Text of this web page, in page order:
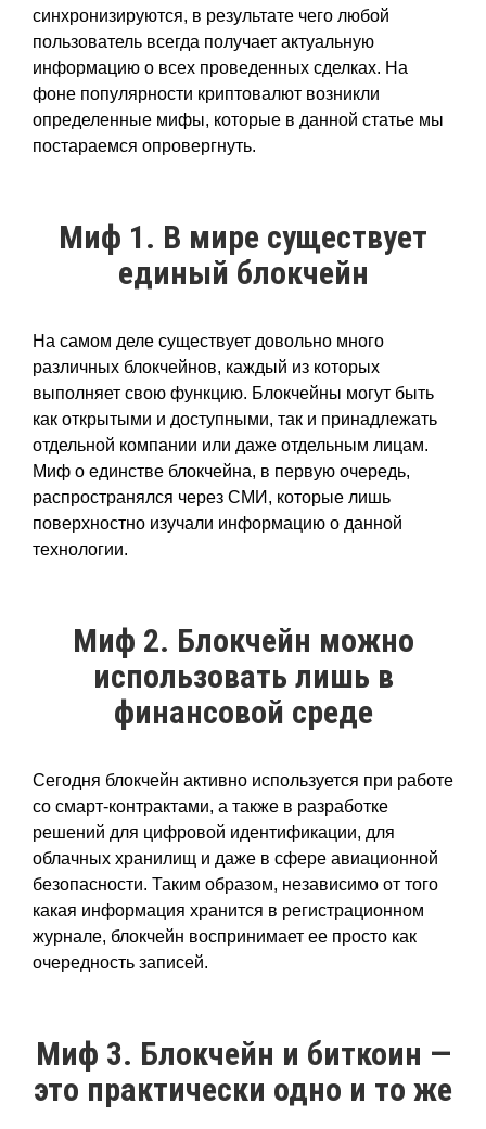
синхронизируются, в результате чего любой
пользователь всегда получает актуальную
информацию о всех проведенных сделках. На
фоне популярности криптовалют возникли
определенные мифы, которые в данной статье мы
постараемся опровергнуть.
Миф 1. В мире существует
единый блокчейн
На самом деле существует довольно много
различных блокчейнов, каждый из которых
выполняет свою функцию. Блокчейны могут быть
как открытыми и доступными, так и принадлежать
отдельной компании или даже отдельным лицам.
Миф о единстве блокчейна, в первую очередь,
распространялся через СМИ, которые лишь
поверхностно изучали информацию о данной
технологии.
Миф 2. Блокчейн можно
использовать лишь в
финансовой среде
Сегодня блокчейн активно используется при работе
со смарт-контрактами, а также в разработке
решений для цифровой идентификации, для
облачных хранилищ и даже в сфере авиационной
безопасности. Таким образом, независимо от того
какая информация хранится в регистрационном
журнале, блокчейн воспринимает ее просто как
очередность записей.
Миф 3. Блокчейн и биткоин —
это практически одно и то же